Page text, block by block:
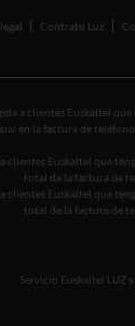
Contrato Luz
a clientes Euskaltel
en la factura de
clientes Euskaltel que
total de la factura de
clientes Euskaltel que
total de la factura de
Servicio Euskaltel LUZ